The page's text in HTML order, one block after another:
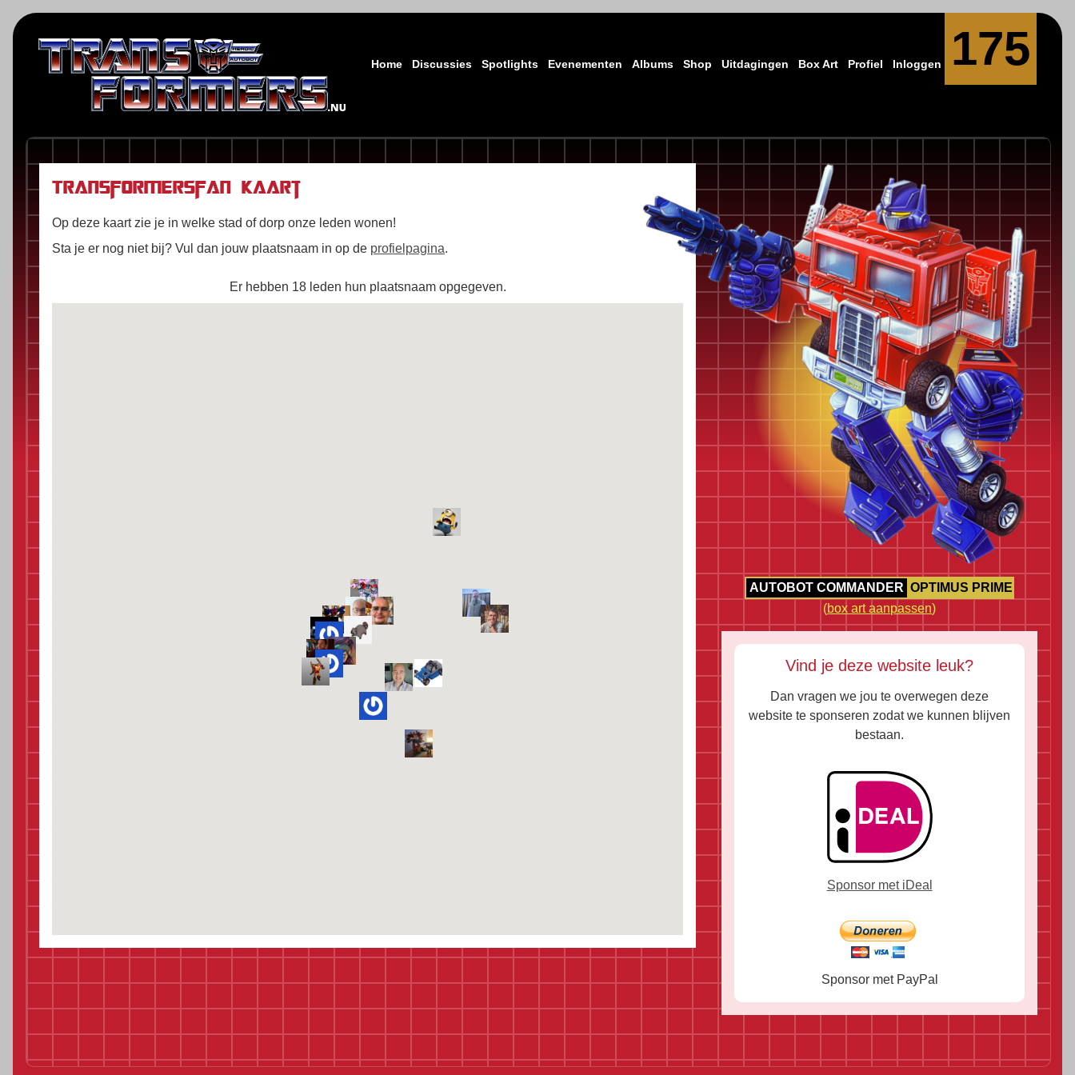
Home Discussies Spotlights Evenementen Albums Shop Uitdagingen Box Art Profiel Inloggen 175
Transformersfan kaart
Op deze kaart zie je in welke stad of dorp onze leden wonen!
Sta je er nog niet bij? Vul dan jouw plaatsnaam in op de profielpagina.
Er hebben 18 leden hun plaatsnaam opgegeven.
AUTOBOT COMMANDER OPTIMUS PRIME
(box art aanpassen)
Vind je deze website leuk?
Dan vragen we jou te overwegen deze
website te sponseren zodat we kunnen blijven
bestaan.
Sponsor met iDeal
Sponsor met PayPal